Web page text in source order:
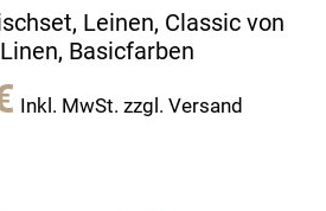
Leinen, Classic von
Basicfarben
Inkl. MwSt. zzgl. Versand